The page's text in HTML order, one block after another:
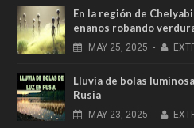
En la región de
enanos robando
MAY 25, 2025 -
Lluvia de bolas
Rusia
MAY 23, 2025 -